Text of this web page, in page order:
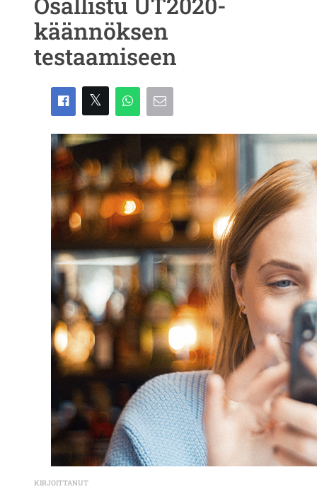
käännöksen
testaamiseen
KIRJOITTANUT